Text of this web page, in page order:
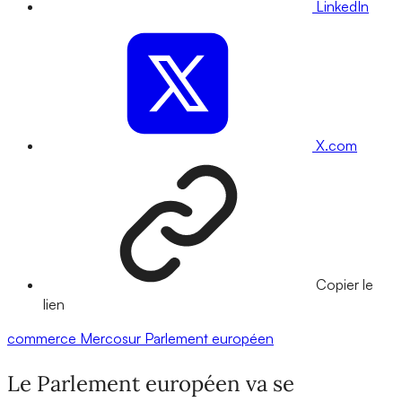
LinkedIn
X.com
Copier le
lien
commerce Mercosur Parlement européen
Le Parlement européen va se